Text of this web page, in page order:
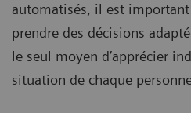
automatisés, il est
prendre des décisions
le seul moyen d’apprécier
situation de chaque